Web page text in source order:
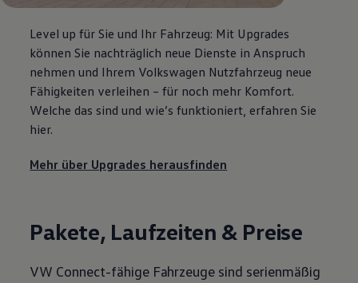
Level up für Sie und Ihr Fahrzeug: Mit Upgrades
können Sie nachträglich neue Dienste in Anspruch
nehmen und Ihrem Volkswagen Nutzfahrzeug neue
Fähigkeiten verleihen – für noch mehr Komfort.
Welche das sind und wie’s funktioniert, erfahren Sie
hier.
Mehr über Upgrades herausfinden
Pakete, Laufzeiten & Preise
VW Connect-fähige Fahrzeuge sind serienmäßig